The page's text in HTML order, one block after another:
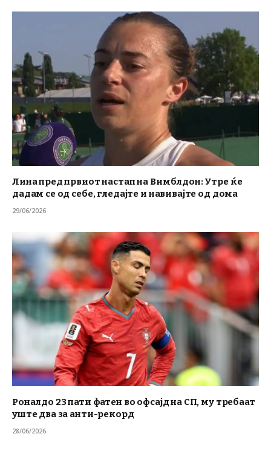
Лина пред првиот настап на Вимблдон: Утре ќе
дадам се од себе, гледајте и навивајте од дома
29/06/2026
Роналдо 23 пати фатен во офсајд на СП, му требаат
уште два за анти-рекорд
28/06/2026